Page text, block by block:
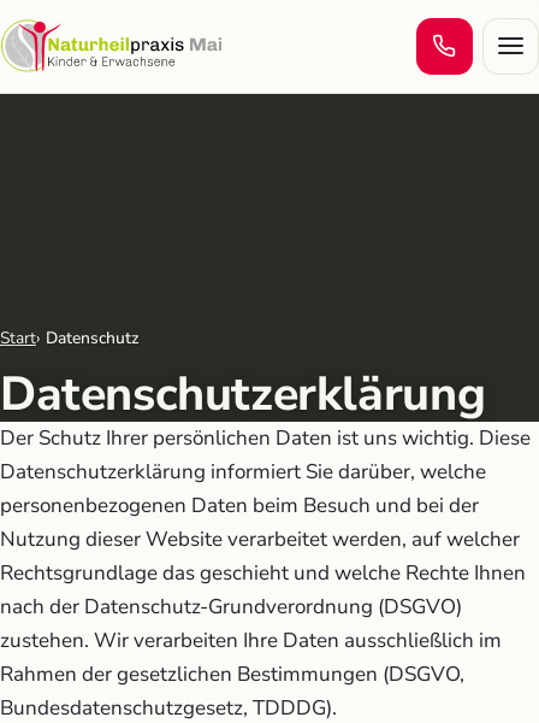
Start Datenschutz
Datenschutzerklärung
Der Schutz Ihrer persönlichen Daten ist uns wichtig. Diese
Datenschutzerklärung informiert Sie darüber, welche
personenbezogenen Daten beim Besuch und bei der
Nutzung dieser Website verarbeitet werden, auf welcher
Rechtsgrundlage das geschieht und welche Rechte Ihnen
nach der Datenschutz-Grundverordnung (DSGVO)
zustehen. Wir verarbeiten Ihre Daten ausschließlich im
Rahmen der gesetzlichen Bestimmungen (DSGVO,
Bundesdatenschutzgesetz, TDDDG).